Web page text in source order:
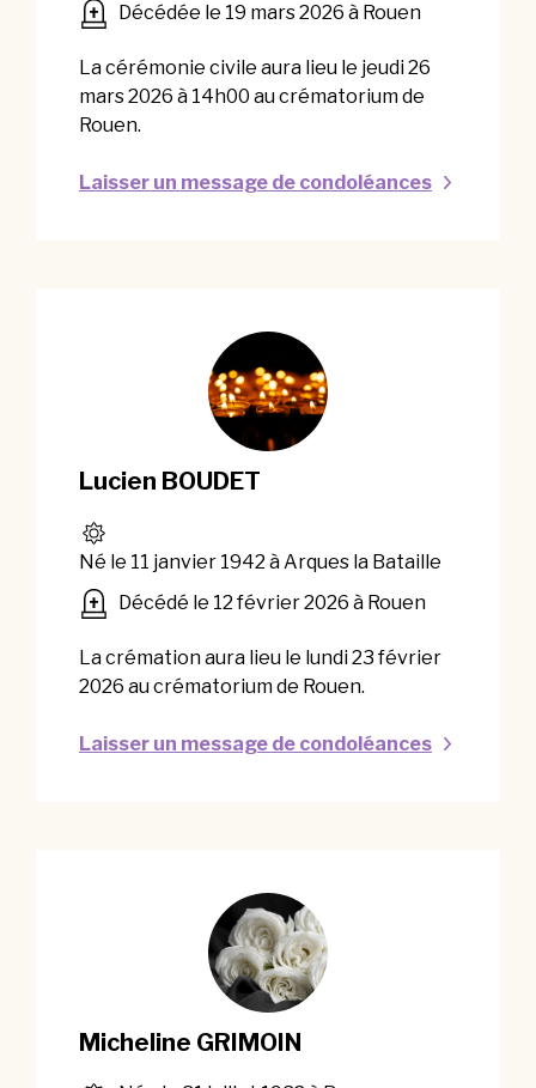
Décédée le 19 mars 2026 à Rouen
La cérémonie civile aura lieu le jeudi 26
mars 2026 à 14h00 au crématorium de
Rouen.
Laisser un message de condoléances
Lucien BOUDET
Né le 11 janvier 1942 à Arques la Bataille
Décédé le 12 février 2026 à Rouen
La crémation aura lieu le lundi 23 février
2026 au crématorium de Rouen.
Laisser un message de condoléances
Micheline GRIMOIN